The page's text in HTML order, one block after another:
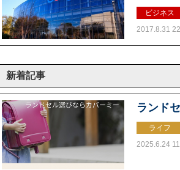
ビジネス
2017.8.31
新着記事
ランド
ライフ
2025.6.24